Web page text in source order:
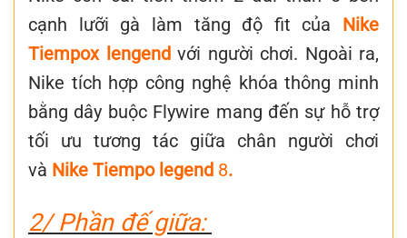
cạnh lưỡi gà làm tăng độ fit của Nike
Tiempox lengendvới người chơi. Ngoài ra,
Nike tích hợp công nghệ khóa thông minh
bằng dây buộc Flywire mang đến sự hỗ trợ
tối ưu tương tác giữa chân người chơi
và Nike Tiempo legend 8.
2/ Phần đế giữa: